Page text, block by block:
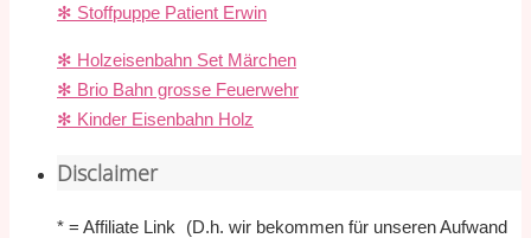
✻ Stoffpuppe Patient Erwin
✻ Holzeisenbahn Set Märchen
✻ Brio Bahn grosse Feuerwehr
✻ Kinder Eisenbahn Holz
Disclaimer
* = Affiliate Link (D.h. wir bekommen für unseren Aufwand